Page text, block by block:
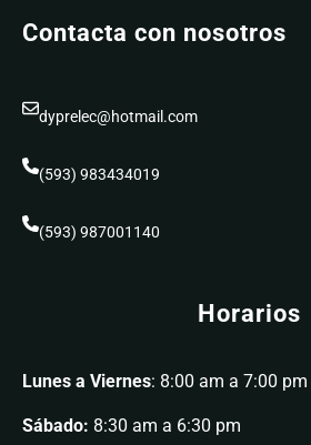
Contacta con nosotros
dyprelec@hotmail.com
(593) 983434019
(593) 987001140
Horarios
Lunes a Viernes: 8:00 am a 7:00 pm
Sábado: 8:30 am a 6:30 pm